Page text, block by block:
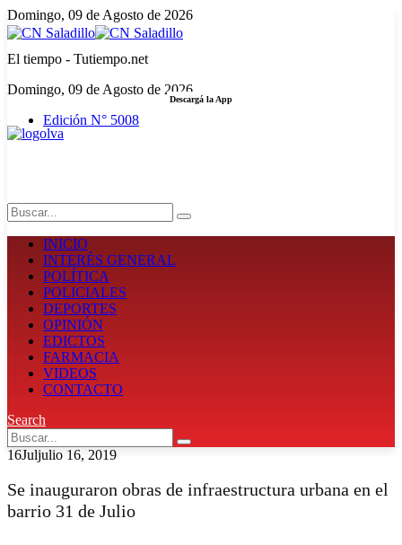
Domingo, 09 de Agosto de 2026
El tiempo - Tutiempo.net
Domingo, 09 de Agosto de 2026
Edición N° 5008
Descargá la App
INICIO
INTERÉS GENERAL
POLÍTICA
POLICIALES
DEPORTES
OPINIÓN
EDICTOS
FARMACIA
VIDEOS
CONTACTO
Search
16Juljulio 16, 2019
Se inauguraron obras de infraestructura urbana en el
barrio 31 de Julio